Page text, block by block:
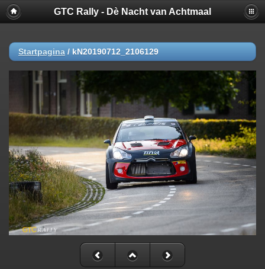
GTC Rally - Dè Nacht van Achtmaal
Startpagina / kN20190712_2106129